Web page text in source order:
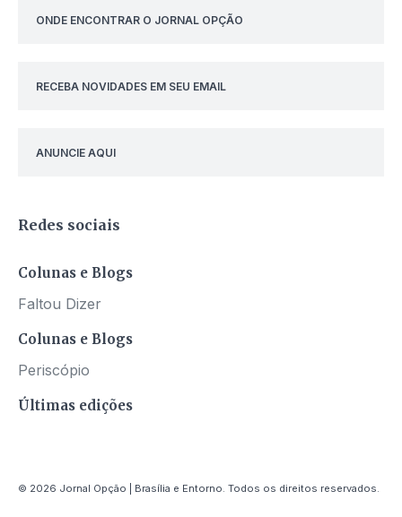
ONDE ENCONTRAR O JORNAL OPÇÃO
RECEBA NOVIDADES EM SEU EMAIL
ANUNCIE AQUI
Redes sociais
Colunas e Blogs
Faltou Dizer
Colunas e Blogs
Periscópio
Últimas edições
© 2026 Jornal Opção | Brasília e Entorno. Todos os direitos reservados.